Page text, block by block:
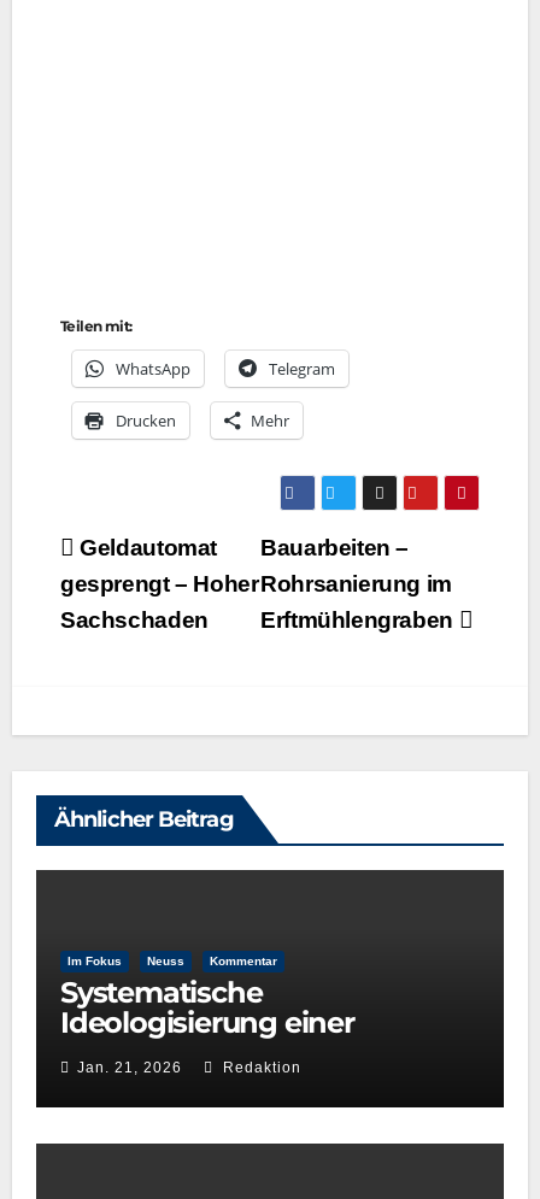
Teilen mit:
Whats­App Tele­gram
Dru­cken Mehr
Beitragsnavigation
Bauarbeiten –
Rohrsanierung im
Erftmühlengraben
Geldautomat
gesprengt – Hoher
Sachschaden
Ähnlicher Beitrag
Im Fokus Neuss Kommentar
Systematische
Ideologisierung einer
Kulturentscheidung: Die Rolle
der GRÜNEN im
Kulturausschuss
Jan. 21, 2026 Redaktion